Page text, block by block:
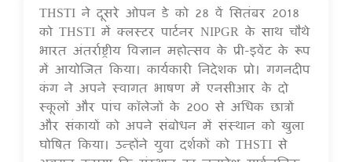
16 Jul 2020
THSTI ने दूसरे ओपन डे को 28 वें सितंबर 2018
को THSTI में क्लस्टर पार्टनर NIPGR के साथ चौथे
भारत अंतर्राष्ट्रीय विज्ञान महोत्सव के प्री-इवेंट के रूप
में आयोजित किया। कार्यकारी निदेशक प्रो। गगनदीप
कंग ने अपने स्वागत भाषण में एनसीआर के दो
स्कूलों और पांच कॉलेजों के 200 से अधिक छात्रों
और संकायों को अपने संबोधन में संस्थान को खुला
घोषित किया। उन्होंने युवा दर्शकों को THSTI से